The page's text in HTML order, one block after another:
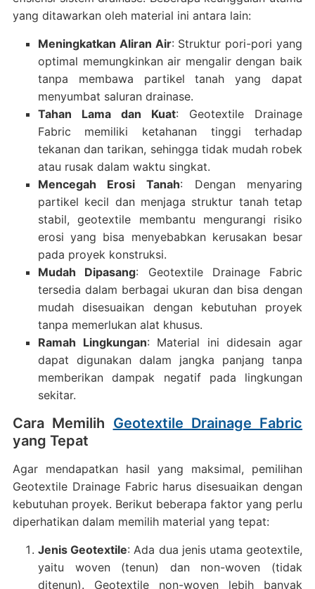
yang ditawarkan oleh material ini antara lain:
Meningkatkan Aliran Air: Struktur pori-pori yang
optimal memungkinkan air mengalir dengan baik
tanpa membawa partikel tanah yang dapat
menyumbat saluran drainase.
Tahan Lama dan Kuat: Geotextile Drainage
Fabric memiliki ketahanan tinggi terhadap
tekanan dan tarikan, sehingga tidak mudah robek
atau rusak dalam waktu singkat.
Mencegah Erosi Tanah: Dengan menyaring
partikel kecil dan menjaga struktur tanah tetap
stabil, geotextile membantu mengurangi risiko
erosi yang bisa menyebabkan kerusakan besar
pada proyek konstruksi.
Mudah Dipasang: Geotextile Drainage Fabric
tersedia dalam berbagai ukuran dan bisa dengan
mudah disesuaikan dengan kebutuhan proyek
tanpa memerlukan alat khusus.
Ramah Lingkungan: Material ini didesain agar
dapat digunakan dalam jangka panjang tanpa
memberikan dampak negatif pada lingkungan
sekitar.
Cara Memilih Geotextile Drainage Fabric
yang Tepat
Agar mendapatkan hasil yang maksimal, pemilihan
Geotextile Drainage Fabric harus disesuaikan dengan
kebutuhan proyek. Berikut beberapa faktor yang perlu
diperhatikan dalam memilih material yang tepat:
Jenis Geotextile: Ada dua jenis utama geotextile,
yaitu woven (tenun) dan non-woven (tidak
ditenun). Geotextile non-woven lebih banyak